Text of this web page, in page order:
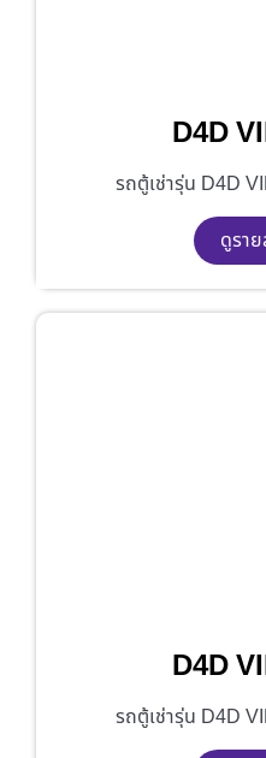
D4D
รถตู้เช่ารุ่น D4D
ดูรา
D4D
รถตู้เช่ารุ่น D4D